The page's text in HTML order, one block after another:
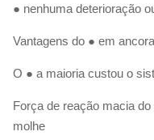
● nenhuma deterioração
Vantagens do ● em
O ● a maioria custou o
Força de reação macia
molhe